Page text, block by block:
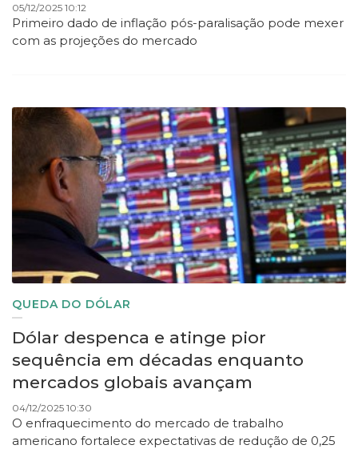
05/12/2025 10:12
Primeiro dado de inflação pós-paralisação pode mexer
com as projeções do mercado
QUEDA DO DÓLAR
Dólar despenca e atinge pior
sequência em décadas enquanto
mercados globais avançam
04/12/2025 10:30
O enfraquecimento do mercado de trabalho
americano fortalece expectativas de redução de 0,25